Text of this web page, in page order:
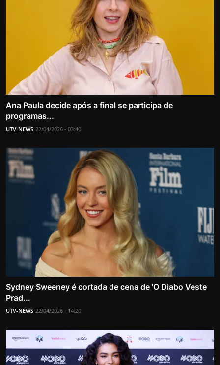
Ana Paula decide após a final se participa de
programas...
UTV-NEWS 22/04/2026 - 03:40
Sydney Sweeney é cortada de cena de 'O Diabo Veste
Prad...
UTV-NEWS 22/04/2026 - 14:20